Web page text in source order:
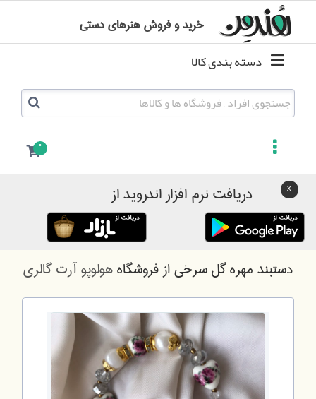
0
خرید و فروش هنرهای دستی
دریافت نرم افزار اندروید از
دستبند مهره گل سرخیاز فروشگاههولوپو آرت گالری